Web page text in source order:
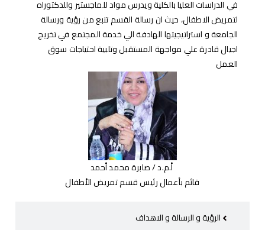
الرؤية و الرسالة و الاهداف
في الدراسات العليا بالكلية ويدرس مواد للماجستير وللدكتوراه
لتمريض الاطفال، حيث ان رسالة القسم تنبع من رؤية ورسالة
الجامعة و استراتيجيتها الهادفة الي خدمة المجتمع في تخريج
اجيال قادرة علي مواجهة المستقبل وتلبية احتياجات سوق
العمل
أ.م.د / صابرة محمد أحمد
قائم بأعمال رئيس قسم تمريض الأطفال